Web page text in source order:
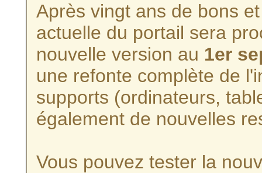
Après vingt ans de bons
actuelle du portail sera
nouvelle version au 1er
une refonte complète de
supports (ordinateurs,
également de nouvelles
Vous pouvez tester la